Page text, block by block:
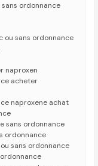
ordonnance
ou sans ordonnance
naproxen
acheter
naproxene achat
sans ordonnance
ordonnance
sans ordonnance